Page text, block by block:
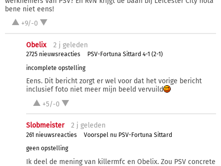
bene niet eens!
+9/-0
Obelix 2 j geleden
2725 nieuwsreacties
PSV-Fortuna Sittard 4-1 (2-1)
incomplete opstelling
Eens. Dit bericht zorgt er wel voor dat het vorige bericht
inclusief foto niet meer mijn beeld vervuild
+5/-0
Slobmeister 2 j geleden
261 nieuwsreacties
Voorspel nu PSV-Fortuna Sittard
geen opstelling
Ik deel de mening van killermfc en Obelix. Zou PSV concrete